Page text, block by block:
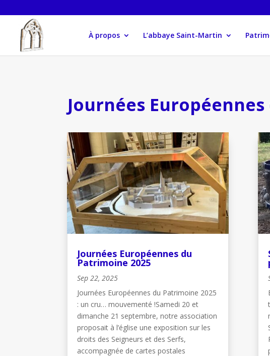
À propos L’abbaye Saint-Martin
Journées
Journées Européennes du
Patrimoine 2025
Sep 22, 2025
Journées Européennes du Patrimoine 2025
: un cru… mouvementé !Samedi 20 et
dimanche 21 septembre, notre association
proposait à l’église une exposition sur les
droits des Seigneurs et des Serfs,
accompagnée de cartes postales